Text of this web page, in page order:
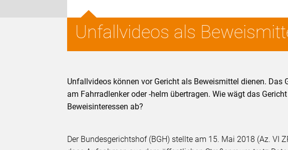
Unfallvideos als
Unfallvideos können vor Gericht als Beweismittel dienen.
am Fahrradlenker oder -helm übertragen. Wie wägt das
Beweisinteressen ab?
Der Bundesgerichtshof (BGH) stellte am 15. Mai 2018 (Az. VI